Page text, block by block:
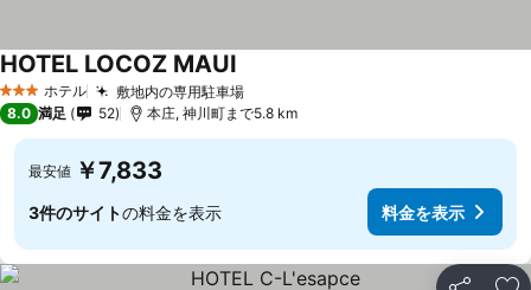
3 ホテルのランク
ホテル 敷地内の専用駐車場
HOTEL LOCOZ MAUI
8.0 満足 52 本庄, 神川町まで5.8 km
最安値 ￥7,833
3件のサイトの料金を表示 料金を表示